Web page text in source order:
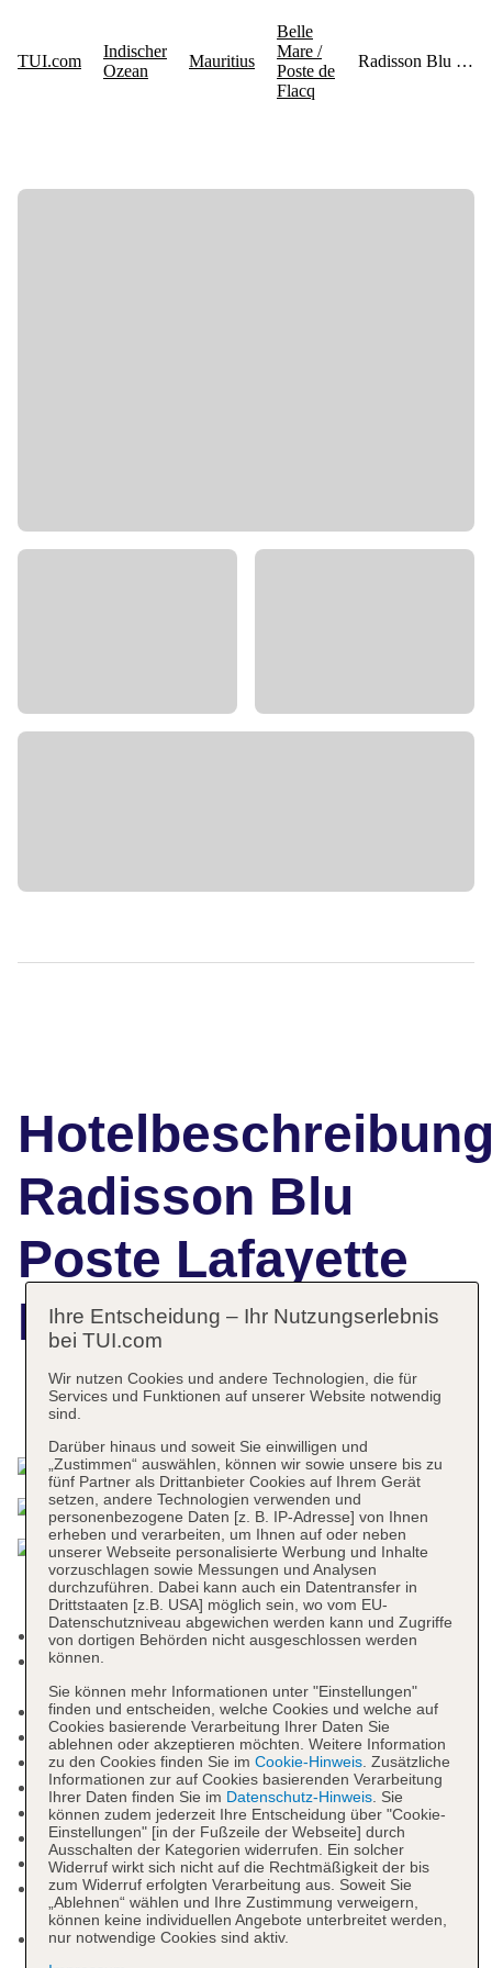
Radisson Blu
Poste Lafayette
Resort & Spa
Das bietet Ihre Unterkunft
Mindestalter in der Unterkunft: 18 Jahre
Kurtaxe/Ökotaxe/Touristensteuer zahlbar vor Ort:
Barzahlung, pro Tag/pro Person ca. 3 EUR
Adults-only-Bereich
Nichtraucherhotel, Raucherbereich
Check-in Zeit ab 15:00 Uhr
Check-out Zeit bis 12:00 Uhr
Early Check-in: gegen Gebühr
Late Check-out: gegen Gebühr
Letzte Komplettrenovierung: 2025
Rezeption: täglich, Sprachen: deutsch, englisch,
französisch, Geldwechsel möglich
Gästebetreuung: Sprachen: deutsch, englisch,
Ihre Entscheidung – Ihr Nutzungserlebnis
bei TUI.com
Wir nutzen Cookies und andere Technologien, die für
Services und Funktionen auf unserer Website notwendig
sind.
Darüber hinaus und soweit Sie einwilligen und
„Zustimmen“ auswählen, können wir sowie unsere bis zu
fünf Partner als Drittanbieter Cookies auf Ihrem Gerät
setzen, andere Technologien verwenden und
personenbezogene Daten [z. B. IP-Adresse] von Ihnen
erheben und verarbeiten, um Ihnen auf oder neben
unserer Webseite personalisierte Werbung und Inhalte
vorzuschlagen sowie Messungen und Analysen
durchzuführen. Dabei kann auch ein Datentransfer in
Drittstaaten [z.B. USA] möglich sein, wo vom EU-
Datenschutzniveau abgewichen werden kann und Zugriffe
von dortigen Behörden nicht ausgeschlossen werden
können.
Sie können mehr Informationen unter "Einstellungen"
finden und entscheiden, welche Cookies und welche auf
Cookies basierende Verarbeitung Ihrer Daten Sie
ablehnen oder akzeptieren möchten. Weitere Information
zu den Cookies finden Sie im Cookie-Hinweis. Zusätzliche
Informationen zur auf Cookies basierenden Verarbeitung
Ihrer Daten finden Sie im Datenschutz-Hinweis. Sie
können zudem jederzeit Ihre Entscheidung über "Cookie-
Einstellungen" [in der Fußzeile der Webseite] durch
Ausschalten der Kategorien widerrufen. Ein solcher
Widerruf wirkt sich nicht auf die Rechtmäßigkeit der bis
zum Widerruf erfolgten Verarbeitung aus. Soweit Sie
„Ablehnen“ wählen und Ihre Zustimmung verweigern,
können keine individuellen Angebote unterbreitet werden,
nur notwendige Cookies sind aktiv.